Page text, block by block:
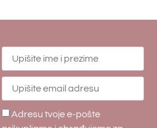
Adresu tvoje e-pošte